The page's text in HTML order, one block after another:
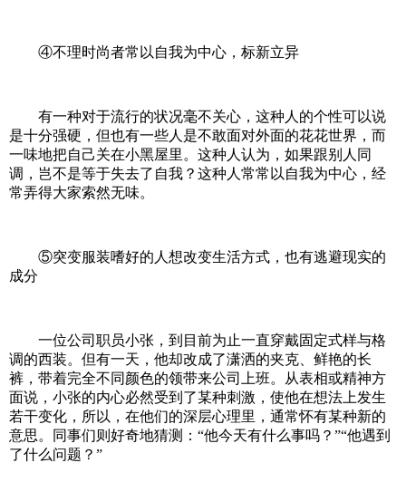
④不理时尚者常以自我为中心，标新立异
有一种对于流行的状况毫不关心，这种人的个性可以说
是十分强硬，但也有一些人是不敢面对外面的花花世界，而
一味地把自己关在小黑屋里。这种人认为，如果跟别人同
调，岂不是等于失去了自我？这种人常常以自我为中心，经
常弄得大家索然无味。
⑤突变服装嗜好的人想改变生活方式，也有逃避现实的
成分
一位公司职员小张，到目前为止一直穿戴固定式样与格
调的西装。但有一天，他却改成了潇洒的夹克、鲜艳的长
裤，带着完全不同颜色的领带来公司上班。从表相或精神方
面说，小张的内心必然受到了某种刺激，使他在想法上发生
若干变化，所以，在他们的深层心理里，通常怀有某种新的
意思。同事们则好奇地猜测：“他今天有什么事吗？”“他遇到
了什么问题？”